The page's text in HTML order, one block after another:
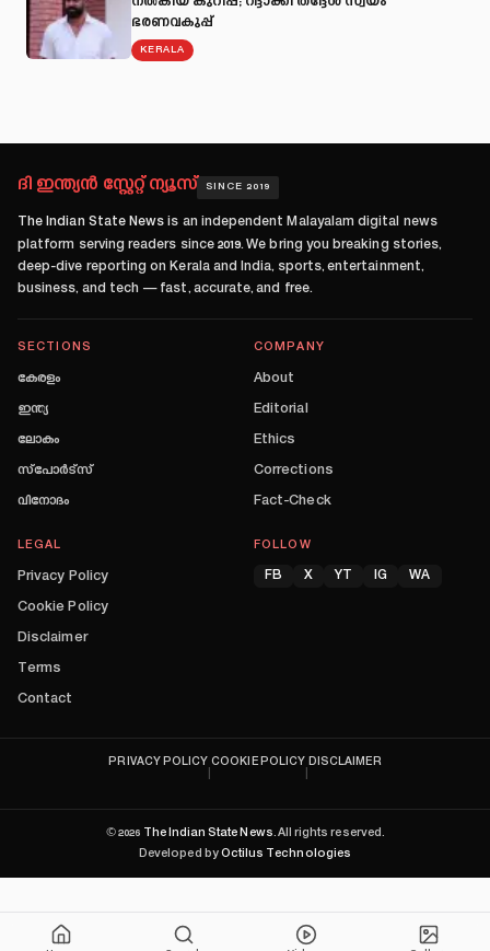
ഭരണവകുപ്പ്
KERALA
ദി ഇന്ത്യൻ സ്റ്റേറ്റ് ന്യൂസ് SINCE 2019
The Indian State News is an independent Malayalam digital news
platform serving readers since 2019. We bring you breaking stories,
deep-dive reporting on Kerala and India, sports, entertainment,
business, and tech — fast, accurate, and free.
SECTIONS
കേരളം
ഇന്ത്യ
ലോകം
സ്പോർട്സ്
വിനോദം
COMPANY
About
Editorial
Ethics
Corrections
Fact-Check
LEGAL
Privacy Policy
Cookie Policy
Disclaimer
Terms
Contact
FOLLOW
FB X YT IG WA
PRIVACY POLICY COOKIE POLICY DISCLAIMER
©2026 The Indian State News. All rights reserved.
Developed by Octilus Technologies